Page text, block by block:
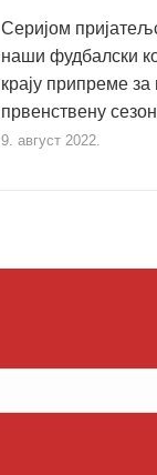
Серијом
наши фудбалски
крају припреме
првенствену
9. август 2022.